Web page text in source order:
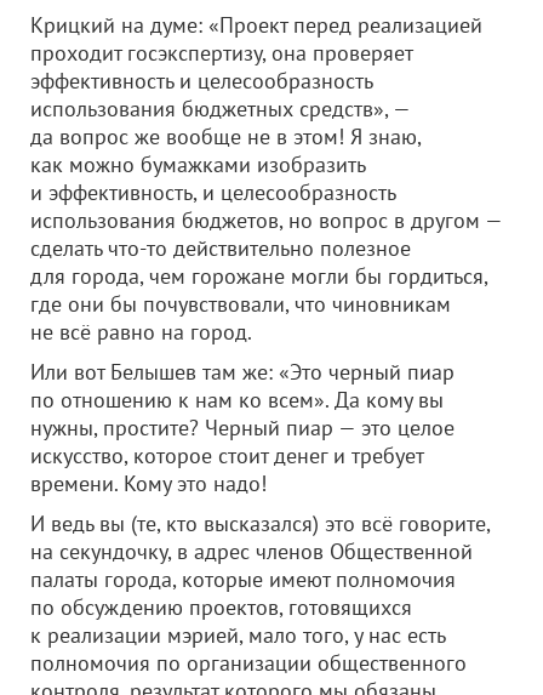
Крицкий на думе: «Проект перед реализацией
проходит госэкспертизу, она проверяет
эффективность и целесообразность
использования бюджетных средств», —
да вопрос же вообще не в этом! Я знаю,
как можно бумажками изобразить
и эффективность, и целесообразность
использования бюджетов, но вопрос в другом —
сделать что-то действительно полезное
для города, чем горожане могли бы гордиться,
где они бы почувствовали, что чиновникам
не всё равно на город.
Или вот Белышев там же: «Это черный пиар
по отношению к нам ко всем». Да кому вы
нужны, простите? Черный пиар — это целое
искусство, которое стоит денег и требует
времени. Кому это надо!
И ведь вы (те, кто высказался) это всё говорите,
на секундочку, в адрес членов Общественной
палаты города, которые имеют полномочия
по обсуждению проектов, готовящихся
к реализации мэрией, мало того, у нас есть
полномочия по организации общественного